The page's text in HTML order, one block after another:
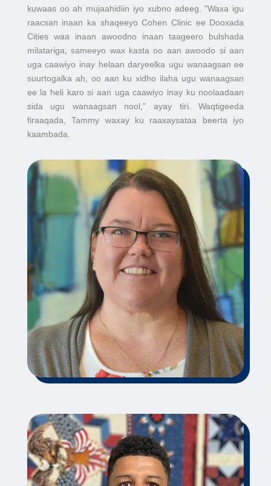
kuwaas oo ah mujaahidiin iyo xubno adeeg. "Waxa igu
raacsan inaan ka shaqeeyo Cohen Clinic ee Dooxada
Cities waa inaan awoodno inaan taageero bulshada
milatariga, sameeyo wax kasta oo aan awoodo si aan
uga caawiyo inay helaan daryeelka ugu wanaagsan ee
suurtogalka ah, oo aan ku xidho ilaha ugu wanaagsan
ee la heli karo si aan uga caawiyo inay ku noolaadaan
sida ugu wanaagsan nool,” ayay tiri. Waqtigeeda
firaaqada, Tammy waxay ku raaxaysataa beerta iyo
kaambada.